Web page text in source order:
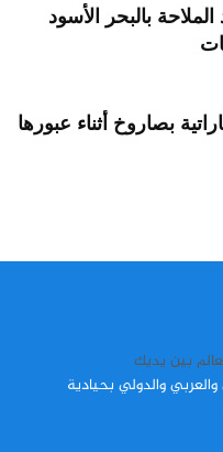
بالبحر الأسود
بصاروخ أثناء عبورها
والدولي بحيادية